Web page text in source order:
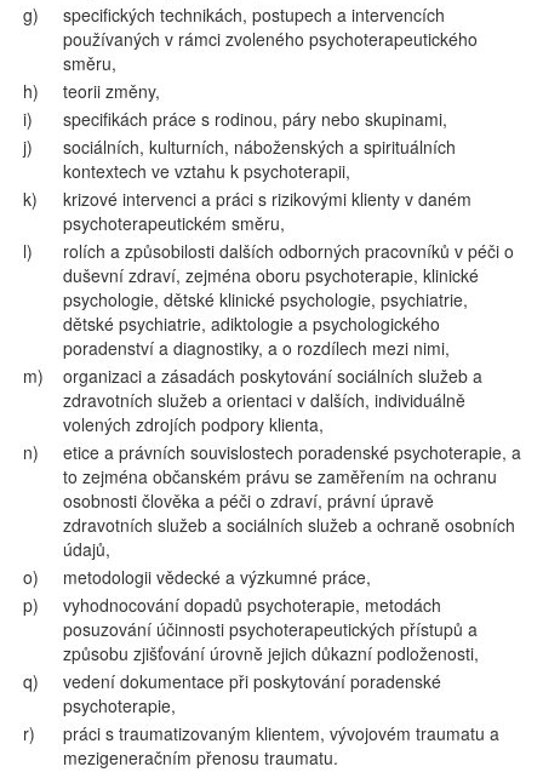
g)
specifických technikách, postupech a intervencích
používaných v rámci zvoleného psychoterapeutického
směru,
h)
teorii změny,
i)
specifikách práce s rodinou, páry nebo skupinami,
j)
sociálních, kulturních, náboženských a spirituálních
kontextech ve vztahu k psychoterapii,
k)
krizové intervenci a práci s rizikovými klienty v daném
psychoterapeutickém směru,
l)
rolích a způsobilosti dalších odborných pracovníků v péči o
duševní zdraví, zejména oboru psychoterapie, klinické
psychologie, dětské klinické psychologie, psychiatrie,
dětské psychiatrie, adiktologie a psychologického
poradenství a diagnostiky, a o rozdílech mezi nimi,
m)
organizaci a zásadách poskytování sociálních služeb a
zdravotních služeb a orientaci v dalších, individuálně
volených zdrojích podpory klienta,
n)
etice a právních souvislostech poradenské psychoterapie, a
to zejména občanském právu se zaměřením na ochranu
osobnosti člověka a péči o zdraví, právní úpravě
zdravotních služeb a sociálních služeb a ochraně osobních
údajů,
o)
metodologii vědecké a výzkumné práce,
p)
vyhodnocování dopadů psychoterapie, metodách
posuzování účinnosti psychoterapeutických přístupů a
způsobu zjišťování úrovně jejich důkazní podloženosti,
q)
vedení dokumentace při poskytování poradenské
psychoterapie,
r)
práci s traumatizovaným klientem, vývojovém traumatu a
mezigeneračním přenosu traumatu.